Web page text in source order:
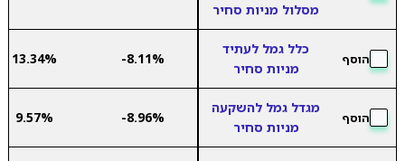
מסלול מניות סחיר
הוסף
כלל גמל לעתיד
מניות סחיר
-8.11%
13.34%
הוסף
מגדל גמל להשקעה
מניות סחיר
-8.96%
9.57%